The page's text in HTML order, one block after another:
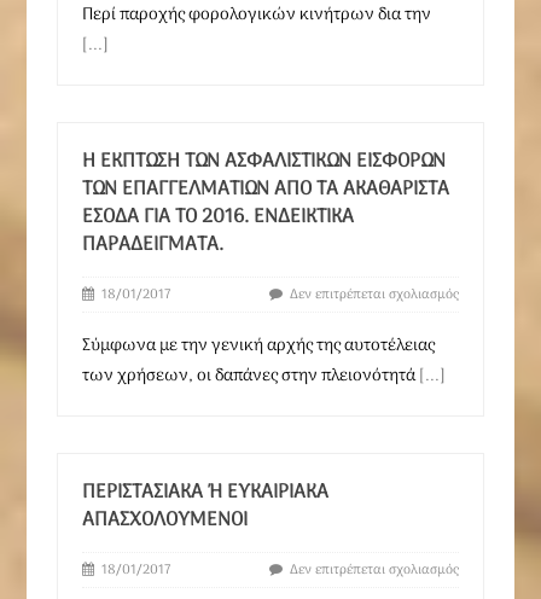
Περί παροχής φορολογικών κινήτρων δια την
[...]
Η ΈΚΠΤΩΣΗ ΤΩΝ ΑΣΦΑΛΙΣΤΙΚΏΝ ΕΙΣΦΟΡΏΝ
ΤΩΝ ΕΠΑΓΓΕΛΜΑΤΙΏΝ ΑΠΌ ΤΑ ΑΚΑΘΆΡΙΣΤΑ
ΈΣΟΔΑ ΓΙΑ ΤΟ 2016. ΕΝΔΕΙΚΤΙΚΆ
ΠΑΡΑΔΕΊΓΜΑΤΑ.
18/01/2017 Δεν επιτρέπεται σχολιασμός
Σύμφωνα με την γενική αρχής της αυτοτέλειας
των χρήσεων, οι δαπάνες στην πλειονότητά[...]
ΠΕΡΙΣΤΑΣΙΑΚΆ Ή ΕΥΚΑΙΡΙΑΚΆ Α
ΠΑΣΧΟΛΟΎΜΕΝΟΙ
18/01/2017 Δεν επιτρέπεται σχολιασμός